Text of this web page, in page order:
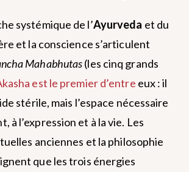
systémique de l’Ayurveda et du
et la conscience s’articulent
Mahabhutas(les cinq grands
est le premier d’entre eux : il
stérile, mais l’espace nécessaire
à l’expression et à la vie. Les
anciennes et la philosophie
que les trois énergies